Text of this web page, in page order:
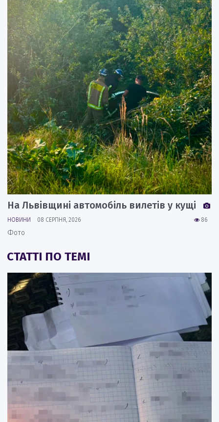
На Львівщині автомобіль вилетів у кущі
86
НОВИНИ 08 СЕРПНЯ, 2026
Фото
СТАТТІ ПО ТЕМІ